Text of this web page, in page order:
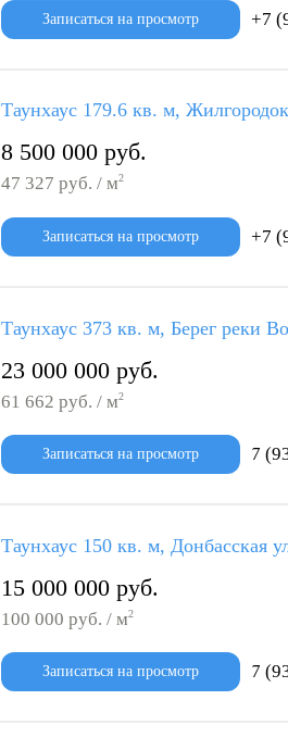
Записаться на просмотр +7
Таунхаус 179.6 кв. м,
8 500 000 руб.
47 327 руб. / м2
Записаться на просмотр +7
Таунхаус 373 кв. м, Берег реки
23 000 000 руб.
61 662 руб. / м2
Записаться на просмотр 7
Таунхаус 150 кв. м, Донбасская
15 000 000 руб.
100 000 руб. / м2
Записаться на просмотр 7